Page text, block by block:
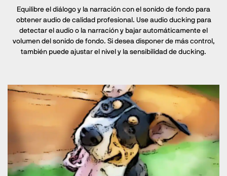
Equilibre el diálogo y la narración con el sonido de fondo para
obtener audio de calidad profesional. Use audio ducking para
detectar el audio o la narración y bajar automáticamente el
volumen del sonido de fondo. Si desea disponer de más control,
también puede ajustar el nivel y la sensibilidad de ducking.